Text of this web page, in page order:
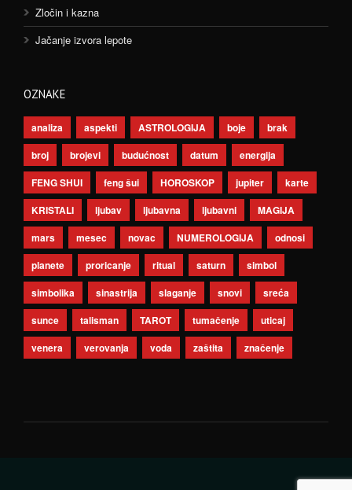
Zločin i kazna
Jačanje izvora lepote
OZNAKE
analiza aspekti ASTROLOGIJA boje
brak
broj
brojevi budućnost datum
energija
FENG SHUI
feng šui HOROSKOP jupiter
karte
KRISTALI
ljubav ljubavna ljubavni
MAGIJA
mars
mesec novac NUMEROLOGIJA
odnosi
planete
proricanje ritual saturn
simbol
simbolika
sinastrija slaganje snovi
sreća
sunce
talisman TAROT tumačenje
uticaj
venera
verovanja voda zaštita značenje